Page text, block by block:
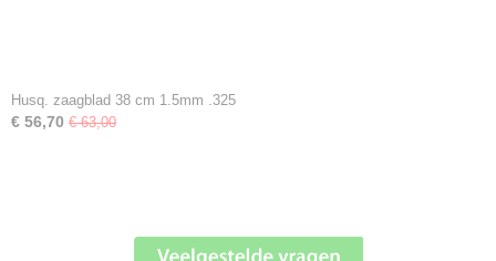
Husq. zaagblad 38 cm 1.5mm .325
€ 56,70 € 63,00